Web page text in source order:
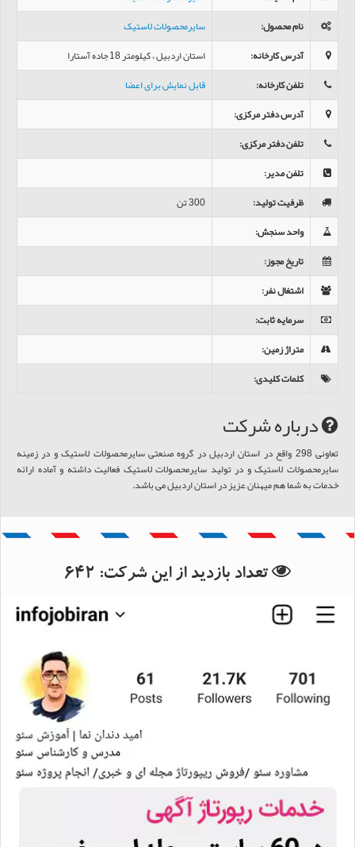
نام محصول:
سایرمحصولات لاستیک
آدرس کارخانه:
استان اردبیل ، کیلومتر 18 جاده آستارا
تلفن کارخانه:
قابل نمایش برای اعضا
آدرس دفتر مرکزی:
تلفن دفتر مرکزی:
تلفن مدیر:
ظرفیت تولید:
300 تن
واحد سنجش:
تاریخ مجوز:
اشتغال نفر:
سرمایه ثابت:
متراژ زمین:
کلمات کلیدی:
درباره شرکت
تعاونی 298 واقع در استان اردبیل در گروه صنعتی سایرمحصولات لاستیک و در زمینه
سایرمحصولات لاستیک و در تولید سایرمحصولات لاستیک فعالیت داشته و آماده ارائه
خدمات به شما هم میهنان عزیز در استان اردبیل می باشد.
بانک اطلاعات استان اردبیل
تعداد بازدید از این شرکت: 642